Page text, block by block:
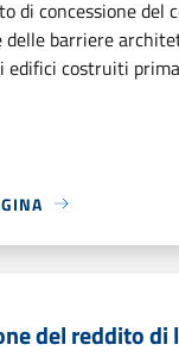
di concessione del
delle barriere
edifici costruiti
del reddito di